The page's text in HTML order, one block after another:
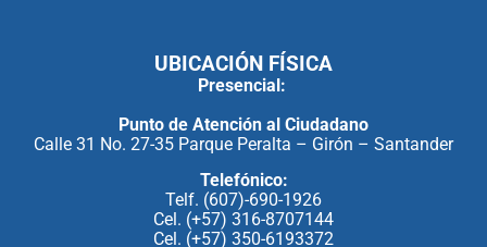
UBICACIÓN FÍSICA
Presencial:
Punto de Atención al Ciudadano
Calle 31 No. 27-35 Parque Peralta – Girón – Santander
Telefónico:
Telf. (607)-690-1926
Cel. (+57) 316-8707144
Cel. (+57) 350-6193372